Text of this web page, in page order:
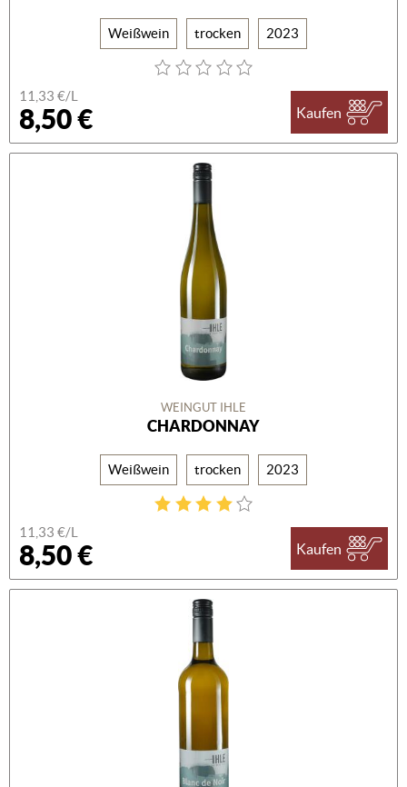
Weißwein trocken 2023
11,33 €/L
8,50 € Kaufen
WEINGUT IHLE
CHARDONNAY
Weißwein trocken 2023
11,33 €/L
8,50 € Kaufen